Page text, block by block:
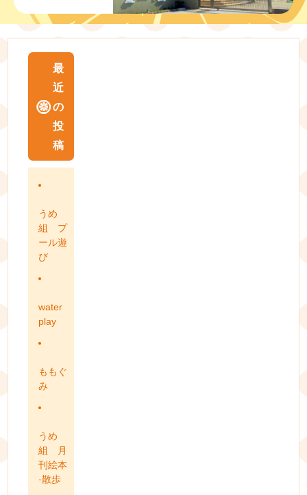
最
近
の
投
稿
うめ
組 プ
ール遊
び
water
play
ももぐ
み
うめ
組 月
刊絵本
·散歩